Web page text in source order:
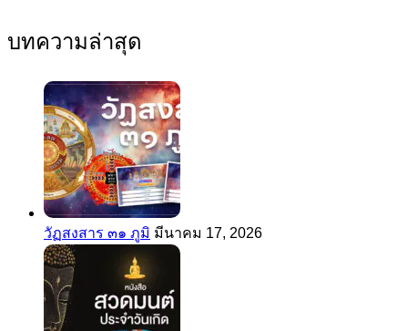
บทความล่าสุด
วัฏสงสาร ๓๑ ภูมิ มีนาคม 17, 2026